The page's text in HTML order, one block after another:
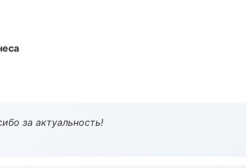
за актуальность!